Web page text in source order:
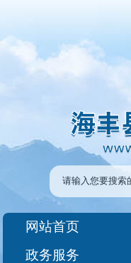
网站首页
政务服务